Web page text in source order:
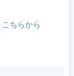
こちらから